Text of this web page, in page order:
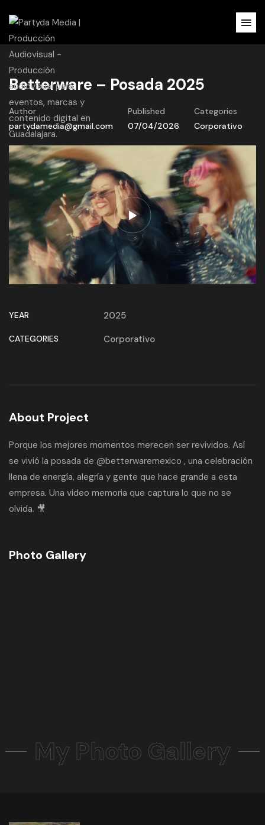
Betterware – Posada 2025
Author
partydamedia@gmail.com
Published
07/04/2026
Categories
Corporativo
YEAR 2025
CATEGORIES Corporativo
About Project
Porque los mejores momentos merecen ser revividos. Así
se vivió la posada de @betterwaremexico , una celebración
llena de energía, alegría y gente que hace grande a esta
empresa. Una video memoria que captura lo que no se
olvida. 🎥
Photo Gallery
My Photo Gallery